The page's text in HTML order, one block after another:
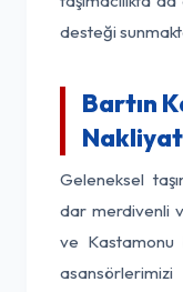
desteği
Bartın
Geleneksel
dar merdivenli
ve Kastamonu